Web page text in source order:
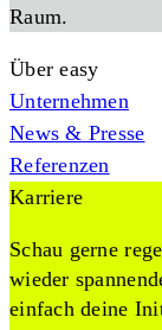
Raum.
Über easy
Unternehmen
News & Presse
Referenzen
Karriere
Schau gerne
wieder
einfach deine